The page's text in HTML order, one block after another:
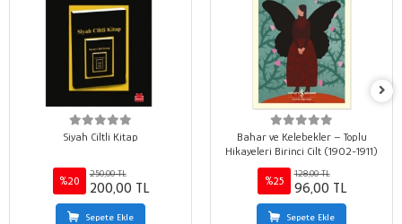
Siyah Ciltli Kitap
%20
250,00 TL
200,00 TL
Sepete Ekle
Bahar ve Kelebekler – Toplu
Hikayeleri Birinci Cilt (1902-1911)
%25
128,00 TL
96,00 TL
Sepete Ekle